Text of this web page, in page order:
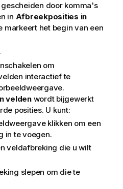
door komma's
in Afbreekposities in
markeert het begin van een
om
interactief te
veldenwordt bijgewerkt
posities. U kunt:
klikken om een
in te voegen.
veldafbreking die u wilt
slepen om die te